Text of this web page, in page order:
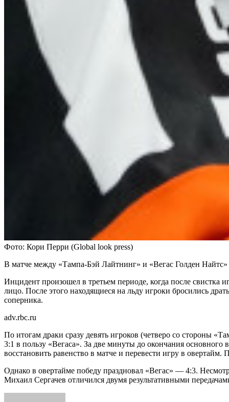
Фото: Кори Перри (Global look press)
В матче между «Тампа-Бэй Лайтнинг» и «Вегас Голден Найтс»
Инцидент произошел в третьем периоде, когда после
лицо. После этого находящиеся на льду игроки бросились
соперника.
adv.rbc.ru
По итогам драки сразу девять игроков (четверо со стороны
3:1 в пользу «Вегаса». За две минуты до окончания
восстановить равенство в матче и перевести игру в
Однако в овертайме победу праздновал «Вегас» — 4:3.
Михаил Сергачев отличился двумя результативными